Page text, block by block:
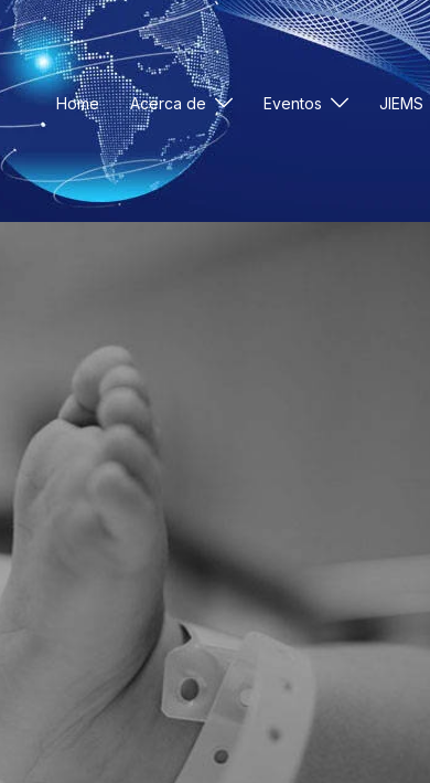
Home Acerca de Eventos JIEMS